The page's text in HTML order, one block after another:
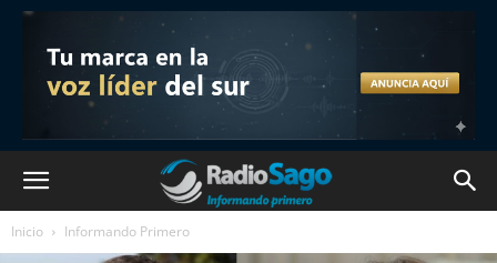
Inicio Informando Primero